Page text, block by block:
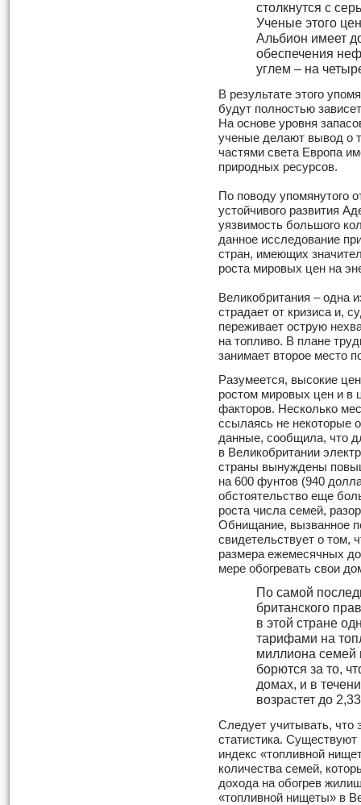
столкнутся с
Ученые этого
Альбион имеет
обеспечения
углем – на
В результате этого
будут полностью
На основе уровня
ученые делают вывод о
частями света Европа
природных ресурсов.
По поводу упомянутого
устойчивого развития
уязвимость большого
данное исследование
стран, имеющих
роста мировых цен на
Великобритания – одна
страдает от кризиса и,
переживает острую
на топливо. В плане
занимает второе место
Разумеется, высокие
ростом мировых цен и в
факторов. Несколько
ссылаясь не некоторые
данные, сообщила, что
в Великобритании
страны вынуждены
на 600 фунтов (940
обстоятельство еще
роста числа семей,
Обнищание, вызванное
свидетельствует о том,
размера ежемесячных
мере обогревать свои
По самой
британского
в этой стране
тарифами на
миллиона семей
борются за то,
домах, и в
возрастет до
Следует учитывать, что
статистика.
индекс «топливной
количества семей,
дохода на обогрев
«топливной нищеты» в